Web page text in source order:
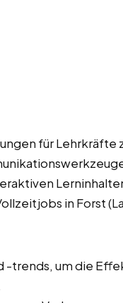
für Lehrkräfte
in Forst
-trends, um die